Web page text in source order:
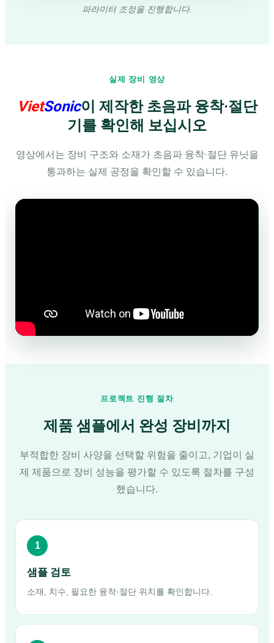
파라미터 조정을 진행합니다.
실제 장비 영상
VietSonic이 제작한 초음파 융착·절단
기를 확인해 보십시오
영상에서는 장비 구조와 소재가 초음파 융착·절단 유닛을
통과하는 실제 공정을 확인할 수 있습니다.
프로젝트 진행 절차
제품 샘플에서 완성 장비까지
부적합한 장비 사양을 선택할 위험을 줄이고, 기업이 실
제 제품으로 장비 성능을 평가할 수 있도록 절차를 구성
했습니다.
1
샘플 검토
소재, 치수, 필요한 융착·절단 위치를 확인합니다.